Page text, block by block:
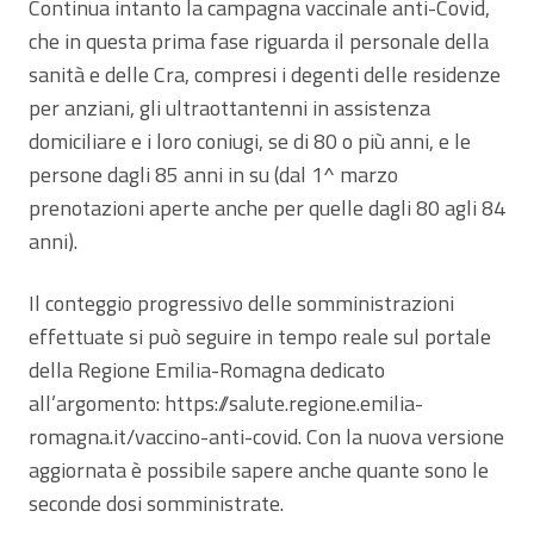
Continua intanto la campagna vaccinale anti-Covid,
che in questa prima fase riguarda il personale della
sanità e delle Cra, compresi i degenti delle residenze
per anziani, gli ultraottantenni in assistenza
domiciliare e i loro coniugi, se di 80 o più anni, e le
persone dagli 85 anni in su (dal 1^ marzo
prenotazioni aperte anche per quelle dagli 80 agli 84
anni).
Il conteggio progressivo delle somministrazioni
effettuate si può seguire in tempo reale sul portale
della Regione Emilia-Romagna dedicato
all’argomento: https://salute.regione.emilia-
romagna.it/vaccino-anti-covid. Con la nuova versione
aggiornata è possibile sapere anche quante sono le
seconde dosi somministrate.